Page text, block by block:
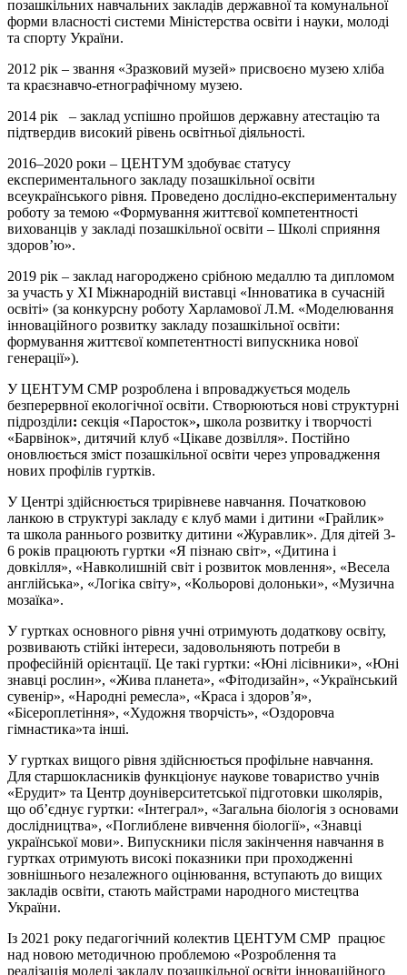
позашкільних навчальних закладів державної та комунальної
форми власності системи Міністерства освіти і науки, молоді
та спорту України.
2012 рік – звання «Зразковий музей» присвоєно музею хліба
та краєзнавчо-етнографічному музею.
2014 рік – заклад успішно пройшов державну атестацію та
підтвердив високий рівень освітньої діяльності.
2016–2020 роки – ЦЕНТУМ здобуває статусу
експериментального закладу позашкільної освіти
всеукраїнського рівня. Проведено дослідно-експериментальну
роботу за темою «Формування життєвої компетентності
вихованців у закладі позашкільної освіти – Школі сприяння
здоров’ю».
2019 рік – заклад нагороджено срібною медаллю та дипломом
за участь у ХІ Міжнародній виставці «Інноватика в сучасній
освіті» (за конкурсну роботу Харламової Л.М. «Моделювання
інноваційного розвитку закладу позашкільної освіти:
формування життєвої компетентності випускника нової
генерації»).
У ЦЕНТУМ СМР розроблена і впроваджується модель
безперервної екологічної освіти. Створюються нові структурні
підрозділи: секція «Паросток», школа розвитку і творчості
«Барвінок», дитячий клуб «Цікаве дозвілля». Постійно
оновлюється зміст позашкільної освіти через упровадження
нових профілів гуртків.
У Центрі здійснюється трирівневе навчання. Початковою
ланкою в структурі закладу є клуб мами і дитини «Грайлик»
та школа раннього розвитку дитини «Журавлик». Для дітей 3-
6 років працюють гуртки «Я пізнаю світ», «Дитина і
довкілля», «Навколишній світ і розвиток мовлення», «Весела
англійська», «Логіка світу», «Кольорові долоньки», «Музична
мозаїка».
У гуртках основного рівня учні отримують додаткову освіту,
розвивають стійкі інтереси, задовольняють потреби в
професійній орієнтації. Це такі гуртки: «Юні лісівники», «Юні
знавці рослин», «Жива планета», «Фітодизайн», «Український
сувенір», «Народні ремесла», «Краса і здоров’я»,
«Бісероплетіння», «Художня творчість», «Оздоровча
гімнастика»та інші.
У гуртках вищого рівня здійснюється профільне навчання.
Для старшокласників функціонує наукове товариство учнів
«Ерудит» та Центр доуніверситетської підготовки школярів,
що об’єднує гуртки: «Інтеграл», «Загальна біологія з основами
дослідництва», «Поглиблене вивчення біології», «Знавці
української мови». Випускники після закінчення навчання в
гуртках отримують високі показники при проходженні
зовнішнього незалежного оцінювання, вступають до вищих
закладів освіти, стають майстрами народного мистецтва
України.
Із 2021 року педагогічний колектив ЦЕНТУМ СМР працює
над новою методичною проблемою «Розроблення та
реалізація моделі закладу позашкільної освіти інноваційного